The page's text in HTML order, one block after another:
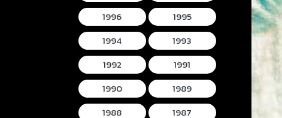
1996
1995
1994
1993
1992
1991
1990
1989
1988
1987